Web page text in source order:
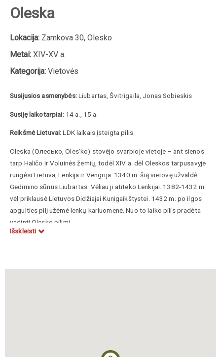
Oleska
Lokacija: Zamkova 30, Olesko
Metai: XIV-XV a.
Kategorija: Vietovės
Susijusios asmenybės:Liubartas, Švitrigaila, Jonas Sobieskis
Susiję laikotarpiai:14 a., 15 a.
Reikšmė Lietuvai:LDK laikais įsteigta pilis.
Oleska (Олесько, Oles’ko) stovėjo svarbioje vietoje – ant sienos
tarp Haličo ir Voluinės žemių, todėl XIV a. dėl Oleskos tarpusavyje
rungėsi Lietuva, Lenkija ir Vengrija. 1340 m. šią vietovę užvaldė
Gedimino sūnus Liubartas. Vėliau ji atiteko Lenkijai. 1382-1432 m.
vėl priklausė Lietuvos Didžiajai Kunigaikštystei. 1432 m. po ilgos
apgulties pilį užėmė lenkų kariuomenė. Nuo to laiko pilis pradėta
vadinti Olesko pilimi.
Išskleisti